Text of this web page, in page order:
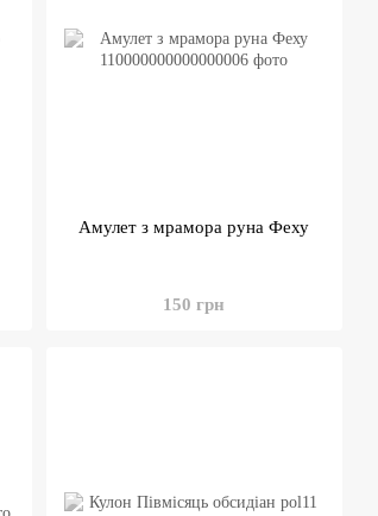
Амулет з мрамора руна Феху
150 грн